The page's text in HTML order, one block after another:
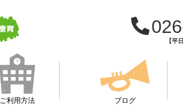
【平
ご利用方法 ブログ